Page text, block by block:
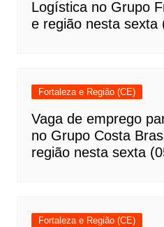
Logística no Grupo
e região nesta sexta
Fortaleza e Região (CE)
Vaga de emprego
no Grupo Costa
região nesta sexta
Fortaleza e Região (CE)